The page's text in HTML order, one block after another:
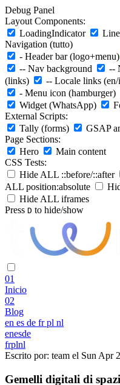
Debug Panel
Layout Components:
LoadingIndicator
Navigation (tutto)
- Header bar (logo+menu)
-- Nav background
--
(links)
-- Locale links
- Menu icon (hamburger)
Widget (WhatsApp)
External Scripts:
Tally (forms)
GSAP
Page Sections:
Hero
Main content
CSS Tests:
Hide ALL ::before/::after
ALL position:absolute
Hide ALL iframes
Press D to hide/show
01
Inicio
02
Blog
en es de fr pl nl
enesde
frplnl
Escrito por: team el Sun Apr
Gemelli digitali di